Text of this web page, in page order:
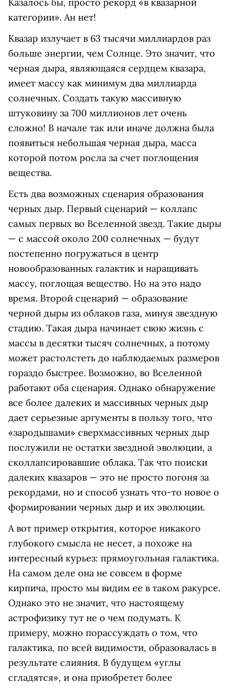
Казалось бы, просто рекорд «в квазарной
категории». Ан нет!
Квазар излучает в 63 тысячи миллиардов раз
больше энергии, чем Солнце. Это значит, что
черная дыра, являющаяся сердцем квазара,
имеет массу как минимум два миллиарда
солнечных. Создать такую массивную
штуковину за 700 миллионов лет очень
сложно! В начале так или иначе должна была
появиться небольшая черная дыра, масса
которой потом росла за счет поглощения
вещества.
Есть два возможных сценария образования
черных дыр. Первый сценарий — коллапс
самых первых во Вселенной звезд. Такие дыры
— с массой около 200 солнечных — будут
постепенно погружаться в центр
новообразованных галактик и наращивать
массу, поглощая вещество. Но на это надо
время. Второй сценарий — образование
черной дыры из облаков газа, минуя звездную
стадию. Такая дыра начинает свою жизнь с
массы в десятки тысяч солнечных, а потому
может растолстеть до наблюдаемых размеров
гораздо быстрее. Возможно, во Вселенной
работают оба сценария. Однако обнаружение
все более далеких и массивных черных дыр
дает серьезные аргументы в пользу того, что
«зародышами» сверхмассивных черных дыр
послужили не остатки звездной эволюции, а
сколлапсировавшие облака. Так что поиски
далеких квазаров — это не просто погоня за
рекордами, но и способ узнать что-то новое о
формировании черных дыр и их эволюции.
А вот пример открытия, которое никакого
глубокого смысла не несет, а похоже на
интересный курьез: прямоугольная галактика.
На самом деле она не совсем в форме
кирпича, просто мы видим ее в таком ракурсе.
Однако это не значит, что настоящему
астрофизику тут не о чем подумать. К
примеру, можно порассуждать о том, что
галактика, по всей видимости, образовалась в
результате слияния. В будущем «углы
сгладятся», и она приобретет более